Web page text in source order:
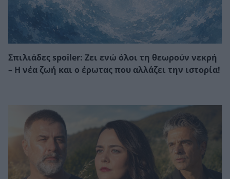
Σπιλιάδες spoiler: Ζει ενώ όλοι τη θεωρούν νεκρή
– Η νέα ζωή και ο έρωτας που αλλάζει την ιστορία!